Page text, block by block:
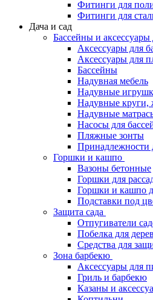
Фитинги для
Фитинги для
Дача и сад
Бассейны и аксессуары
Аксессуары для
Аксессуары для
Бассейны
Надувная мебель
Надувные
Надувные круги,
Надувные
Насосы для
Пляжные зонты
Принадлежности
Горшки и кашпо
Вазоны бетонные
Горшки для
Горшки и кашпо
Подставки под
Защита сада
Отпугиватели
Побелка для
Средства для
Зона барбекю
Аксессуары для
Гриль и барбекю
Казаны и